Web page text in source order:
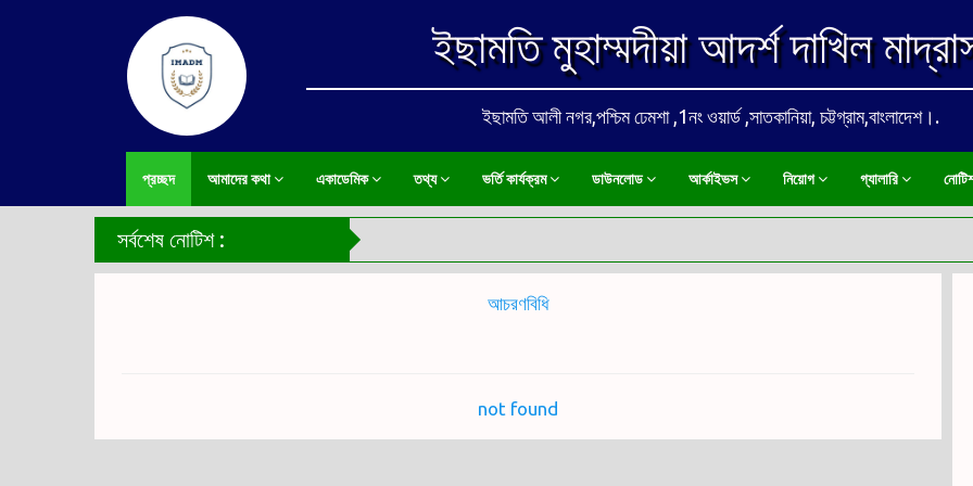
ইছামতি মুহাম্মদীয়া আদর্শ দাখিল
ইছামতি আলী নগর,পশ্চিম ঢেমশা ,1নং ওয়ার্ড ,সাতকানিয়া, চট্টগ্রাম,বাংলাদেশ।.
প্রচ্ছদ আমাদের কথা একাডেমিক তথ্য ভর্তি কার্যক্রম ডাউনলোড আর্কাইভস নিয়োগ গ্যালারি
সর্বশেষ নোটিশ :
আচরণবিধি
not found